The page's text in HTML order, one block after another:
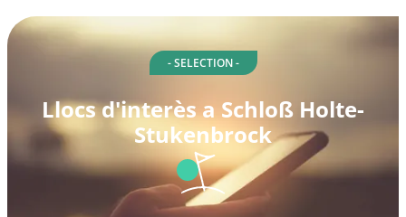
- SELECTION -
Llocs d'interès a Schloß Holte-
Stukenbrock